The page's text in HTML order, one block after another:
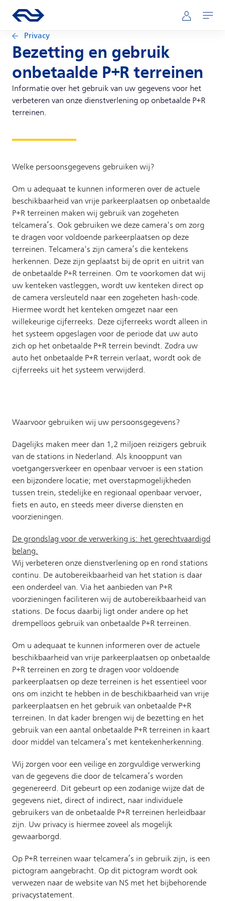
Hoofdnavigatie
Ga naar de homepage van ns.nl Mijn NS
Openen
Privacy
Bezetting en gebruik
onbetaalde P+R terreinen
Informatie over het gebruik van uw gegevens voor het
verbeteren van onze dienstverlening op onbetaalde P+R
terreinen.